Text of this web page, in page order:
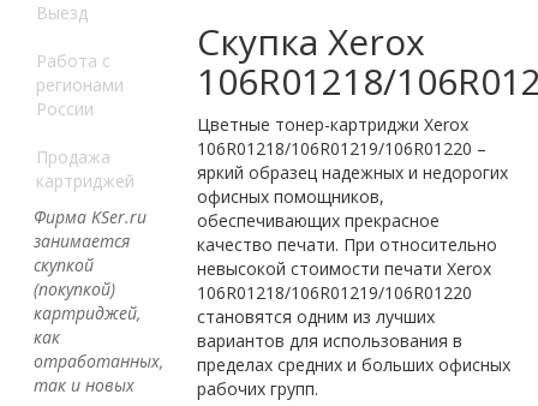
Выезд
Работа с
регионами
России
Продажа
картриджей
Фирма KSer.ru
занимается
скупкой
(покупкой)
картриджей,
как
отработанных,
так и новых
Скупка Xerox
106R01218/
Цветные тонер-картриджи Xerox
106R01218/106R01219/106R01220 –
яркий образец надежных и недорогих
офисных помощников,
обеспечивающих прекрасное
качество печати. При относительно
невысокой стоимости печати Xerox
106R01218/106R01219/106R01220
становятся одним из лучших
вариантов для использования в
пределах средних и больших офисных
рабочих групп.